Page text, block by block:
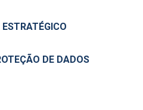
DE DADOS